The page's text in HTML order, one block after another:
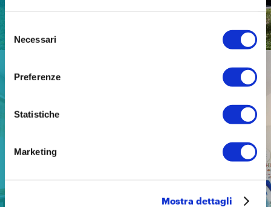
delNecessari
Preferenze
Statistiche
Marketing
Mostra dettagli
Un Arcipelago Educativo per l’estate
NEWS